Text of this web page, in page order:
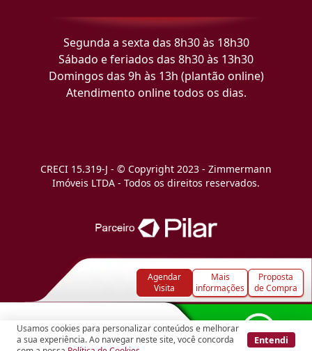
Usamos cookies para personalizar conteúdos e melhorar
a sua experiência. Ao navegar neste site, você concorda
Entendi
Agendar
Visita
Mais
informações
Proposta
de Compra
Segunda a sexta das 8h30 às 18h30
Sábado e feriados das 8h30 às 13h30
Domingos das 9h às 13h (plantão online)
Atendimento online todos os dias.
CRECI 15.319-J - © Copyright 2023 - Zimmermann
Imóveis LTDA - Todos os direitos reservados.